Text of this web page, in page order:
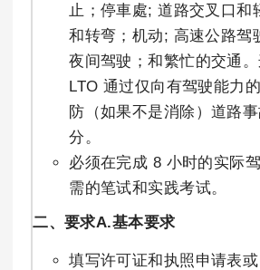
止；停車處; 道路交叉口和
和转弯；机动; 高速公路驾
夜间驾驶；和繁忙的交通
LTO 通过仅向有驾驶能力
防（如果不是消除）道路
分。
必须在完成 8 小时的实际
需的笔试和实践考试。
二、要求A.基本要求
填写许可证和执照申请表